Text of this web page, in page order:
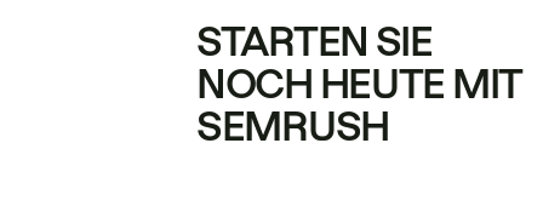
STARTEN SIE
NOCH HEUTE MIT
SEMRUSH